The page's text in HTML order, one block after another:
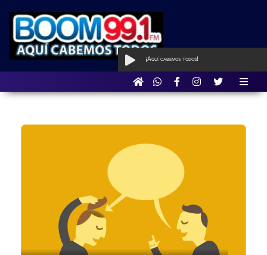
AL AIRE
con Baladas que hicieron Boom
¡Aquí cabemos todos!